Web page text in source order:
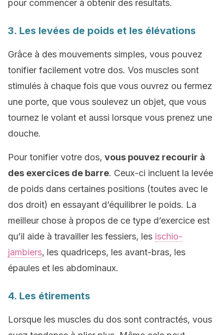
pour commencer à obtenir des résultats.
3. Les levées de poids et les élévations
Grâce à des mouvements simples, vous pouvez
tonifier facilement votre dos. Vos muscles sont
stimulés à chaque fois que vous ouvrez ou fermez
une porte, que vous soulevez un objet, que vous
tournez le volant et aussi lorsque vous prenez une
douche.
Pour tonifier votre dos, vous pouvez recourir à
des exercices de barre. Ceux-ci incluent la levée
de poids dans certaines positions (toutes avec le
dos droit) en essayant d’équilibrer le poids. La
meilleur chose à propos de ce type d’exercice est
qu’il aide à travailler les fessiers, les ischio-
jambiers, les quadriceps, les avant-bras, les
épaules et les abdominaux.
4. Les étirements
Lorsque les muscles du dos sont contractés, vous